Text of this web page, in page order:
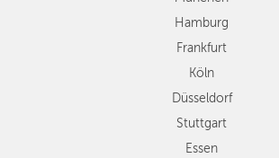
Essen
Dresden
Nürnberg
Wien
Zürich
Hamburg
Frankfurt
Köln
Düsseldorf
Stuttgart
Essen